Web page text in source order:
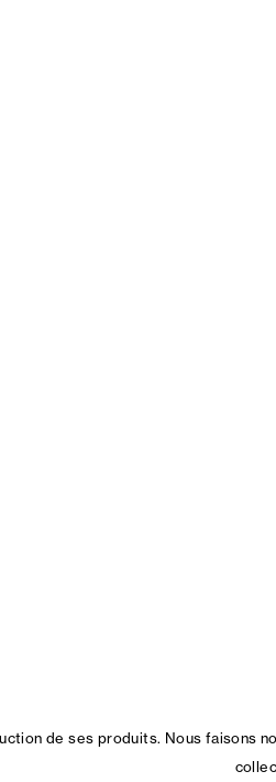
de ses produits. Nous